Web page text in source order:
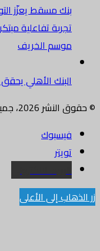
بنك مسقط يعزّز
تجربة تفاعلية
موسم الخريف
البنك الأهلي يحقق
© حقوق النشر 2026، جميع الحقوق محفوظة |
فيسبوك
تويتر
البريد الالكتروني
زر الذهاب إلى الأعلى